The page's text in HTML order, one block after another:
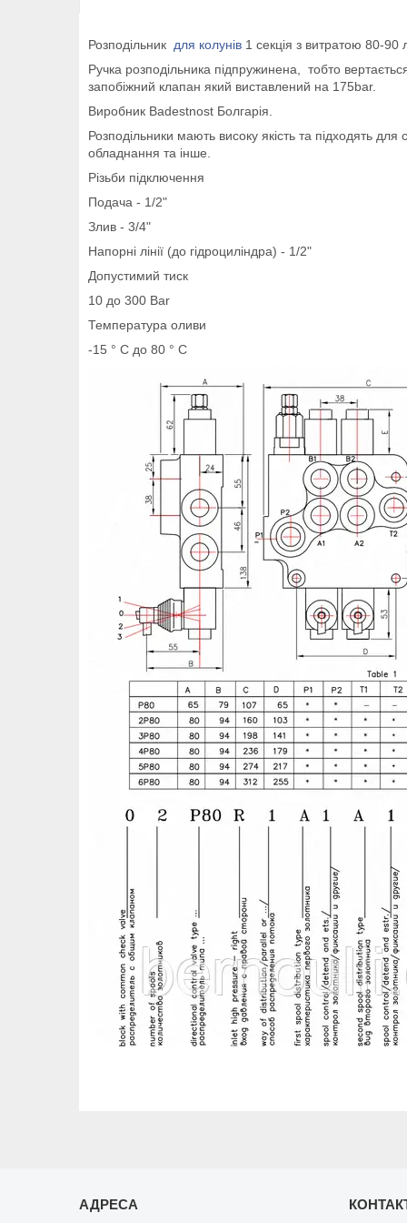
Розподільник для колунів 1 секція з витратою 80-90
Ручка розподільника підпружинена, тобто
запобіжний клапан який виставлений на 175bar.
Виробник Badestnost Болгарія.
Розподільники мають високу якість та підходять для
обладнання та інше.
Різьби підключення
Подача - 1/2"
Злив - 3/4"
Напорні лінії (до гідроциліндра) - 1/2"
Допустимий тиск
10 до 300 Bar
Температура оливи
-15 ° С до 80 ° С